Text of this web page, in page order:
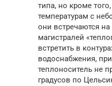
типа, но кроме
температурам с
они встречаются
магистралей
встретить в
водоснабжения,
теплоноситель не
градусов по